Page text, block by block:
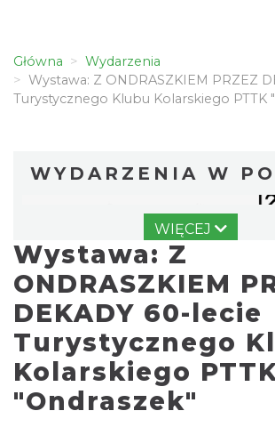
Główna
Wydarzenia
Wystawa: Z ONDRASZKIEM PRZEZ
Turystycznego Klubu Kolarskiego PTTK
WYDARZENIA W
INTERPRETACJE "Miesiofoto" -
wystawy zdjęć miesiąca
Towarzystwa Fotograficznego
Cieszyn
0.00 km
WIĘCEJ
Wystawa: Z
ONDRASZKIEM
DEKADY 60-lecie
Turystycznego
Kolarskiego
"Ondraszek"